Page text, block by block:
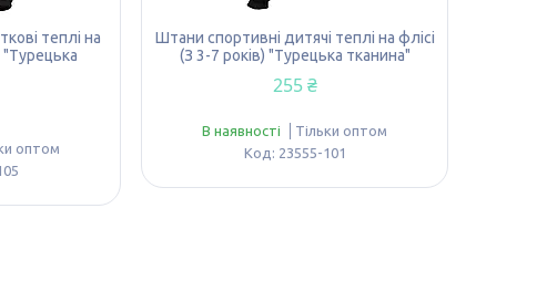
теплі на
"Турецька
оптом
Штани спортивні дитячі теплі на флісі
(З 3-7 років) "Турецька тканина"
255 ₴
В наявності
Тільки оптом
23555-101